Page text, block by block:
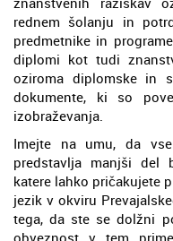
rednem šolanju in
predmetnike in
diplomi kot tudi
oziroma diplomske in
dokumente, ki so
izobraževanja.
Imejte na umu, da
predstavlja manjši del
katere lahko pričakujete
jezik v okviru
tega, da ste se dolžni
obveznost v tem